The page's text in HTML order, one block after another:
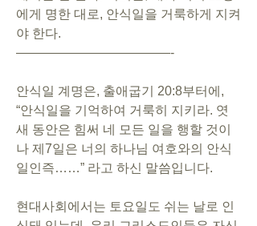
에게 명한 대로, 안식일을 거룩하게 지켜
야 한다.
————————————-
안식일 계명은, 출애굽기 20:8부터에,
“안식일을 기억하여 거룩히 지키라. 엿
새 동안은 힘써 네 모든 일을 행할 것이
나 제7일은 너의 하나님 여호와의 안식
일인즉……” 라고 하신 말씀입니다.
현대사회에서는 토요일도 쉬는 날로 인